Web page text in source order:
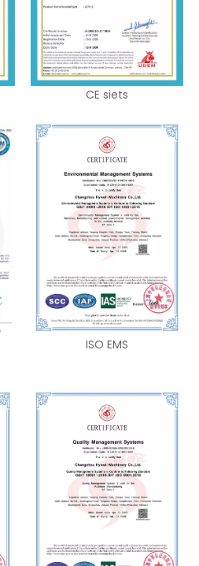
CE siets
ISO EMS